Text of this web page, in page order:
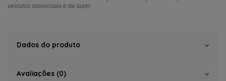
veículos comerciais e de lazer.
Dados do produto
Avaliações (0)